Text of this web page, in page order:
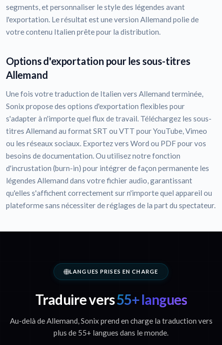
segments, et personnaliser le style des légendes avant
l'exportation. Le résultat est une version Allemand polie de
votre contenu Italien prête pour la distribution.
Options d'exportation pour les sous-titres
Allemand
Une fois votre traduction de Italien vers Allemand terminée,
Sonix propose des options d'exportation flexibles pour
s'adapter à n'importe quel flux de travail. Téléchargez les sous-
titres Allemand au format SRT ou VTT pour YouTube, Vimeo
ou les réseaux sociaux. Exportez vers Word ou PDF pour vos
besoins de documentation. Ou utilisez notre fonction
d'incrustation (burn-in) pour intégrer de façon permanente les
légendes Allemand dans votre fichier audio, garantissant
qu'elles s'affichent correctement sur n'importe quel appareil ou
plateforme sans nécessiter de réglages de la part du spectateur.
LANGUES PRISES EN CHARGE
Traduire vers55+ langues
Au-delà de Allemand, Sonix prend en charge la traduction vers
plus de 55+ langues dans le monde.